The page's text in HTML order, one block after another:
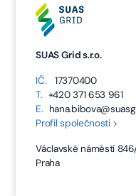
SUAS Grid s.r.o.
IČ.
17370400
T. +420 371 653 961
E.
Profil společnosti >
Václavské náměstí 846/
Praha